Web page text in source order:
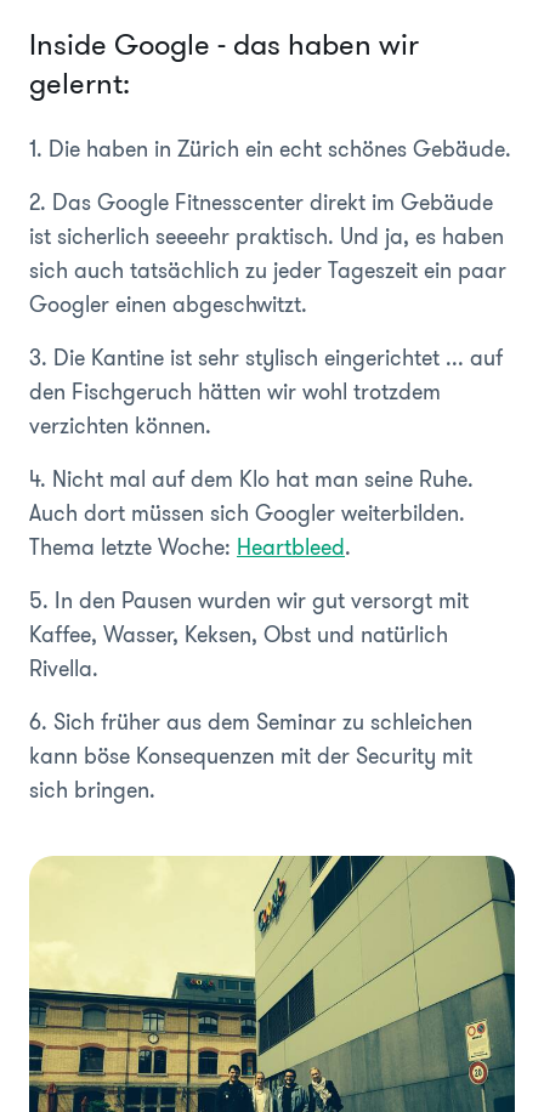
Inside Google - das haben wir
gelernt:
1. Die haben in Zürich ein echt schönes Gebäude.
2. Das Google Fitnesscenter direkt im Gebäude
ist sicherlich seeeehr praktisch. Und ja, es haben
sich auch tatsächlich zu jeder Tageszeit ein paar
Googler einen abgeschwitzt.
3. Die Kantine ist sehr stylisch eingerichtet ... auf
den Fischgeruch hätten wir wohl trotzdem
verzichten können.
4. Nicht mal auf dem Klo hat man seine Ruhe.
Auch dort müssen sich Googler weiterbilden.
Thema letzte Woche: Heartbleed.
5. In den Pausen wurden wir gut versorgt mit
Kaffee, Wasser, Keksen, Obst und natürlich
Rivella.
6. Sich früher aus dem Seminar zu schleichen
kann böse Konsequenzen mit der Security mit
sich bringen.